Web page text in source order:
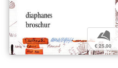
b
€ 25,00